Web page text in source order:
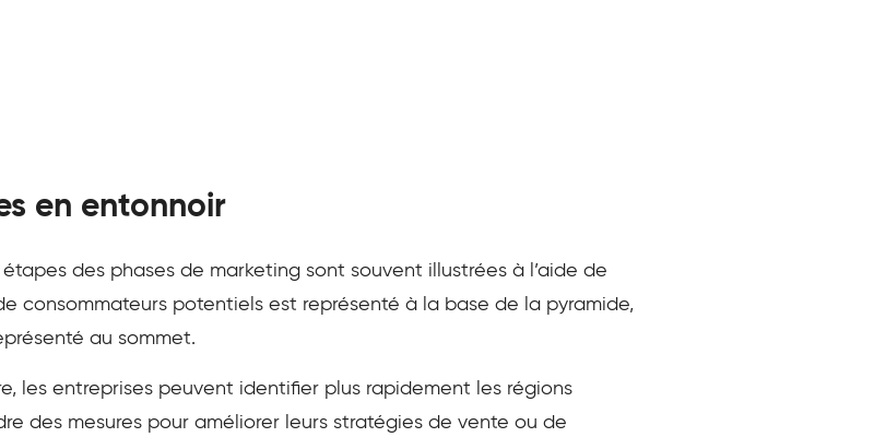
en entonnoir
des phases de marketing sont souvent illustrées à l’aide de
consommateurs potentiels est représenté à la base de la pyramide,
au sommet.
les entreprises peuvent identifier plus rapidement les régions
des mesures pour améliorer leurs stratégies de vente ou de